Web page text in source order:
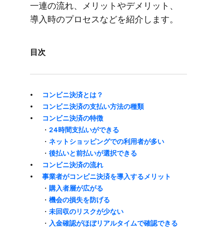
一連の​流れ、​メリットや​デメリット、​
導入時の​プロセスなどを​紹介します。
目次
コンビニ決済とは？
コンビニ決済の​​支払い​​方​法の​​種類
コンビニ決済の​​特徴
・ 24時間支払いが​​できる
・ ネットショッピングでの​​利用者が​​多い
・ ​後​払いと​​前払いが​​選択できる
コンビニ決済の​​流れ
事業者が​コンビニ決済を​​導入する​​メリット
・ 購入者層が​​広がる
・ 機会の​​損失を​​防げる
・ 未回収の​​リスクが​​少ない
・ ​入金確認が​​ほぼリアルタイムで​​確認できる